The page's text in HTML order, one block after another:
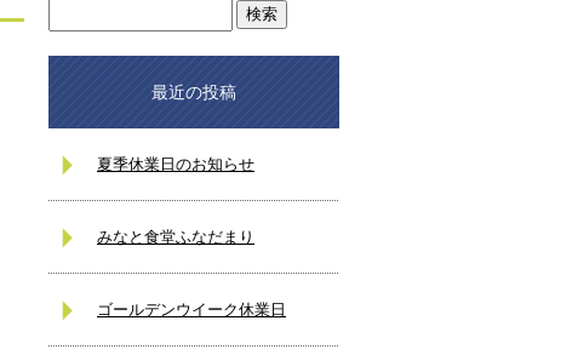
最近の投稿
夏季休業日のお知らせ
みなと食堂ふなだまり
ゴールデンウイーク休業日